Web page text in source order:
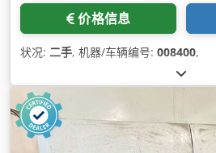
价格信息
状况: 二手, 机器/车辆编号: 008400,